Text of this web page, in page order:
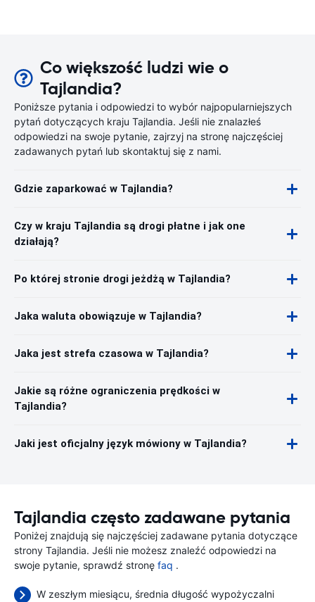
Co większość ludzi wie o
Tajlandia?
Poniższe pytania i odpowiedzi to wybór najpopularniejszych
pytań dotyczących kraju Tajlandia. Jeśli nie znalazłeś
odpowiedzi na swoje pytanie, zajrzyj na stronę najczęściej
zadawanych pytań lub skontaktuj się z nami.
Gdzie zaparkować w Tajlandia?
Czy w kraju Tajlandia są drogi płatne i jak one
działają?
Po której stronie drogi jeżdżą w Tajlandia?
Jaka waluta obowiązuje w Tajlandia?
Jaka jest strefa czasowa w Tajlandia?
Jakie są różne ograniczenia prędkości w
Tajlandia?
Jaki jest oficjalny język mówiony w Tajlandia?
Tajlandia często zadawane pytania
Poniżej znajdują się najczęściej zadawane pytania dotyczące
strony Tajlandia. Jeśli nie możesz znaleźć odpowiedzi na
swoje pytanie, sprawdź stronę faq .
W zeszłym miesiącu, średnia długość wypożyczalni